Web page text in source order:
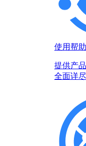
使用帮助
提供产
全面详